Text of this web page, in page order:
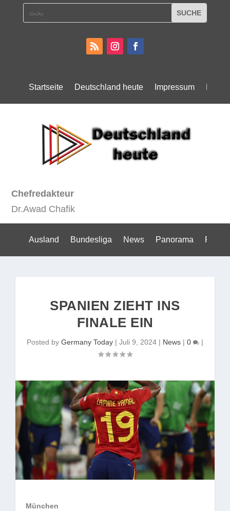
Startseite Deutschland heute Impressum
Chefredakteur
Dr.Awad Chafik
Ausland Bundesliga News Panorama Politik
SPANIEN ZIEHT INS
FINALE EIN
Posted by Germany Today | Juli 9, 2024 | News | 0 |
München